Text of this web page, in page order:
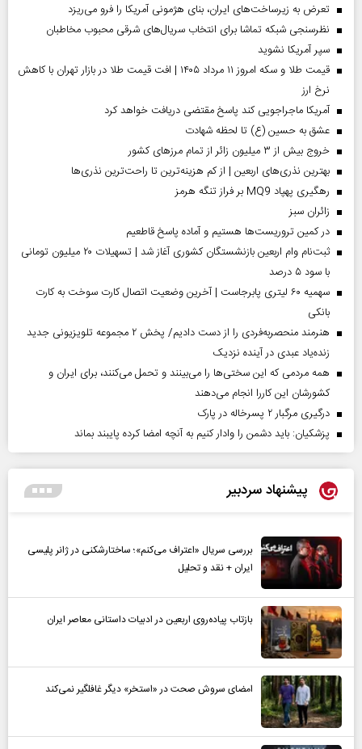
تعرض به زیرساخت‌های ایران، بنای هژمونی آمریکا را فرو می‌ریزد
نظرسنجی شبکه تماشا برای انتخاب سریال‌های شرقی محبوب مخاطبان
سپر آمریکا نشوید
قیمت طلا و سکه امروز ۱۱ مرداد ۱۴۰۵ | افت قیمت طلا در بازار تهران با کاهش
نرخ ارز
آمریکا ماجراجویی کند پاسخ مقتضی دریافت خواهد کرد
عشق به حسین (ع) تا لحظه شهادت
خروج بیش از ۳ میلیون زائر از تمام مرز‌های کشور
بهترین نذری‌های اربعین | از کم هزینه‌ترین تا راحت‌ترین نذری‌ها
رهگیری پهپاد MQ9 بر فراز تنگه هرمز
‌زائران سبز
در کمین تروریست‌ها هستیم و آماده پاسخ قاطعیم
ثبت‌نام وام اربعین بازنشستگان کشوری آغاز شد | تسهیلات ۲۰ میلیون تومانی
با سود ۵ درصد
سهمیه ۶۰ لیتری پابرجاست | آخرین وضعیت اتصال کارت سوخت به کارت
بانکی
هنرمند منحصر‌به‌فردی را از دست دادیم/ پخش ۲ مجموعه تلویزیونی جدید
زنده‌یاد عبدی در آینده نزدیک
همه مردمی که این سختی‌ها را می‌بینند و تحمل می‌کنند، برای ایران و
کشورشان این کاررا انجام می‌دهند
درگیری مرگبار ۲ پسرخاله در پارک
پزشکیان: باید دشمن را وادار کنیم به آنچه امضا کرده پایبند بماند
پیشنهاد سردبیر
بررسی سریال «اعتراف می‌کنم»؛ ساختارشکنی در ژانر پلیسی
ایران + نقد و تحلیل
بازتاب پیاده‌روی اربعین در ادبیات داستانی معاصر ایران
امضای سروش صحت در «استخر» دیگر غافلگیر نمی‌کند